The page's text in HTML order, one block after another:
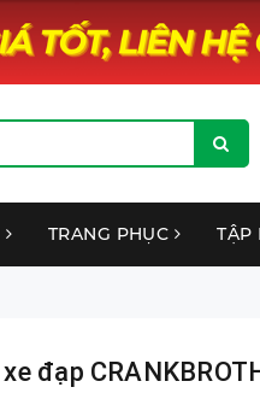
TRANG PHỤC TẬP
đạp